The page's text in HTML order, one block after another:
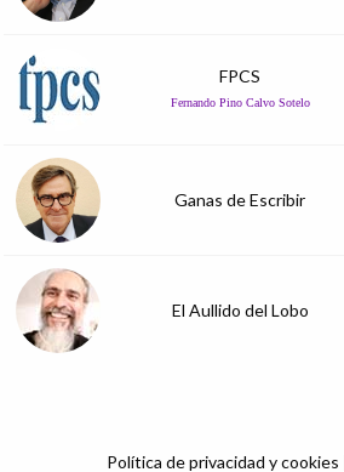
FPCS
Fernando Pino Calvo Sotelo
Ganas de Escribir
El Aullido del Lobo
Política de privacidad y cookies